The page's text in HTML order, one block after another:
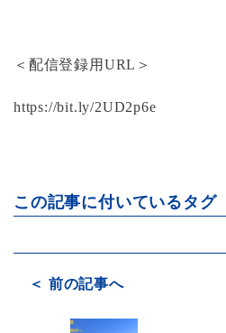
＜配信登録用URL＞
https://bit.ly/2UD2p6e
この記事に付いているタグ
＜ 前の記事へ